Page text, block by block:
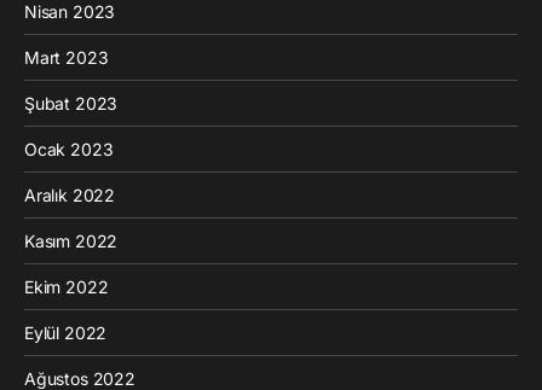
Nisan 2023
Mart 2023
Şubat 2023
Ocak 2023
Aralık 2022
Kasım 2022
Ekim 2022
Eylül 2022
Ağustos 2022